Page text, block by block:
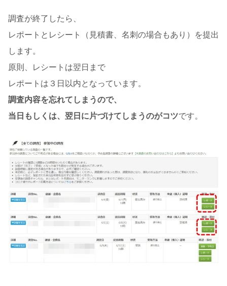
調査が終了したら、
レポートとレシート（見積書、名刺の場合もあり）を提出
します。
原則、レシートは翌日まで
レポートは３日以内となっています。
調査内容を忘れてしまうので、
当日もしくは、翌日に片づけてしまうのがコツです。